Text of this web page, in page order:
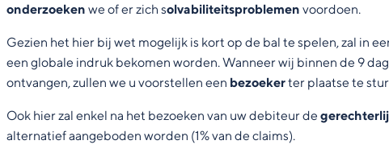
onderzoeken we of er zich solvabiliteitsproblemen voordoen.
Gezien het hier bij wet mogelijk is kort op de bal te spelen, zal in
een globale indruk bekomen worden. Wanneer wij binnen de 9
ontvangen, zullen we u voorstellen een bezoekerter plaatse te
Ook hier zal enkel na het bezoeken van uw debiteur de
alternatief aangeboden worden (1% van de claims).